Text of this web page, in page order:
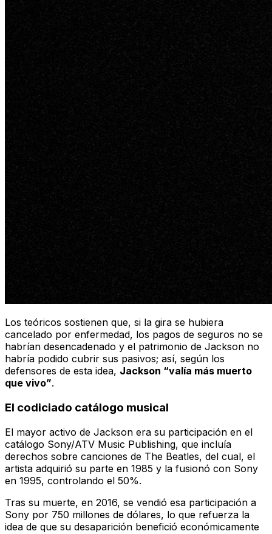
Los teóricos sostienen que, si la gira se hubiera
cancelado por enfermedad, los pagos de seguros no se
habrían desencadenado y el patrimonio de Jackson no
habría podido cubrir sus pasivos; así, según los
defensores de esta idea, Jackson “valía más muerto
que vivo”.
El codiciado catálogo musical
El mayor activo de Jackson era su participación en el
catálogo Sony/ATV Music Publishing, que incluía
derechos sobre canciones de The Beatles, del cual, el
artista adquirió su parte en 1985 y la fusionó con Sony
en 1995, controlando el 50%.
Tras su muerte, en 2016, se vendió esa participación a
Sony por 750 millones de dólares, lo que refuerza la
idea de que su desaparición benefició económicamente